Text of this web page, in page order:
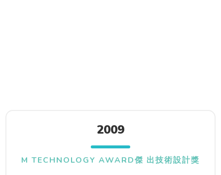
2009
M TECHNOLOGY AWARD傑 出技術設計獎